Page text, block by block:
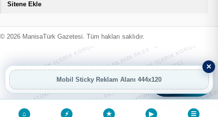
Sitene Ekle
© 2026 ManisaTürk Gazetesi. Tüm hakları saklıdır.
×
Mobil Sticky Reklam Alanı 444x120
⌂ ⚡ ★ ▶ ☰
MANİSATÜRK İÇERİK KORUMA · 08.08.2026 06:23 · ZIYARETÇI
MANİSATÜRK İÇERİK KORUMA
MANİSATÜRK İÇERİK KORUMA · 08.08.2026 06:23 · ZIYARETÇI
MANİSATÜRK İÇERİK KORUMA
MANİSATÜRK İÇERİK KORUMA · 08.08.2026 06:23 · ZIYARETÇI
MANİSATÜRK İÇERİK KORUMA